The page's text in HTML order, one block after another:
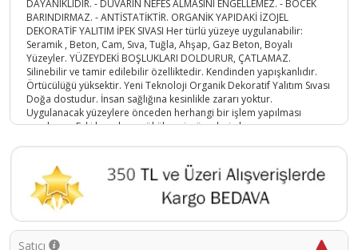
DAYANIKLIDIR. - DUVARIN NEFES ALMASINI ENGELLEMEZ. - BÖCEK
BARINDIRMAZ. - ANTİSTATİKTİR. ORGANİK YAPIDAKİ İZOJEL
DEKORATİF YALITIM İPEK SIVASI Her türlü yüzeye uygulanabilir:
Seramik , Beton, Cam, Sıva, Tuğla, Ahşap, Gaz Beton, Boyalı
Yüzeyler. YÜZEYDEKİ BOŞLUKLARI DOLDURUR, ÇATLAMAZ.
Silinebilir ve tamir edilebilir özelliktedir. Kendinden yapışkanlıdır.
Örtücülüğü yüksektir. Yeni Teknoloji Organik Dekoratif Yalıtım Sıvası
Doğa dostudur. İnsan sağlığına kesinlikle zararı yoktur.
Uygulanacak yüzeylere önceden herhangi bir işlem yapılması
gerekmez. Eski boyaların sökülmesi, yüzeylerin kazınması, macun
yoktur. Her sıcaklıkta uygulama yapılabilir. Sarfiyat: Yüzeye tek kat
uygulama yapılması yeterlidir. Ürünün yüzeye uygulama kalınlığı 1,6
mm ile 2 mm arasında olmalıdır. Depolama: Oda sıcaklığı
depolama için uygundur. Özel bir ortamda depolama gerektirmez.
İZOJEL İPEK SIVA DEKORATİF DUVAR SIVASI NASIL HAZIRLANIR? BİR
KABIN İÇERİSİNE 5 LT SU KONULUR. 1 PAKET ÜRÜN SUYUN İÇERİSİNE
Satıcı